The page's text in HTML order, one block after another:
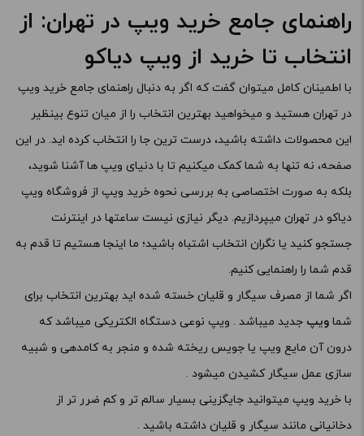
راهنمای جامع خرید ویپ در تهران: از
انتخاب تا خرید از ویپ دیاکو
با اطمینان کامل میتوان گفت که اگر به دنبال راهنمای جامع خرید ویپ
در تهران هستید و میخواهید بهترین انتخاب را از میان تنوع بینظیر
این محصولات داشته باشید، درست ترین جا را انتخاب کرده اید. در این
صفحه، نه تنها به شما کمک میکنیم تا با دنیای ویپ ها آشنا شوید،
بلکه به صورت اختصاصی به بررسی نحوه خرید ویپ از فروشگاه ویپ
دیاکو در تهران میپردازیم. دیگر نیازی نیست ساعتها در اینترنت
جستجو کنید یا نگران انتخاب اشتباه باشید؛ ما اینجا هستیم تا قدم به
قدم شما را راهنمایی کنیم.
اگر شما از مصرف سیگار و قلیان خسته شده اید بهترین انتخاب برای
شما ویپ جدید میباشد . ویپ نوعی دستگاه الکتریکی میباشد که
درون آن مایع ویپ یا جویس ریخته شده و منجر به کامدهی و شبیه
سازی عمل سیگار کشیدن میشود .
با خرید ویپ میتوانید جایگزینی بسیار سالم تر و کم ضرر تر از
دخانیانی مانند سیگار و قلیان داشته باشید .